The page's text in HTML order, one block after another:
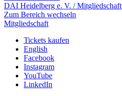
DAI Heidelberg e. V. / Mitgliedschaft
Zum Bereich wechseln
Mitgliedschaft
Tickets kaufen
English
Facebook
Instagram
YouTube
LinkedIn